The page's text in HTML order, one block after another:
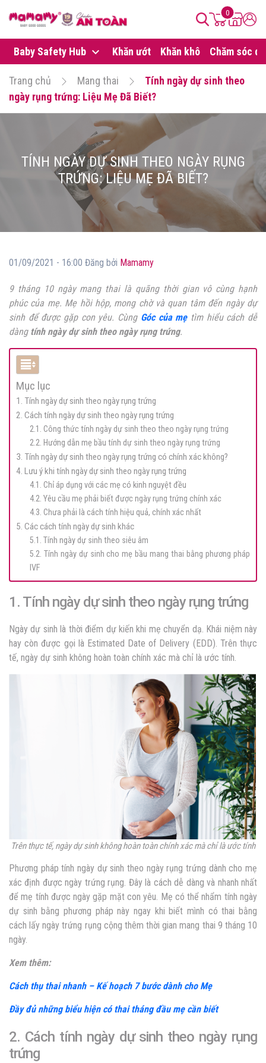
0
Baby Safety Hub Khăn ướt Khăn khô Chăm sóc da
Trang chủ Mang thai
Tính ngày dự sinh theo
ngày rụng trứng: Liệu Mẹ Đã Biết?
TÍNH NGÀY DỰ SINH THEO NGÀY RỤNG
TRỨNG: LIỆU MẸ ĐÃ BIẾT?
01/09/2021 - 16:00 Đăng bởi Mamamy
9 tháng 10 ngày mang thai là quãng thời gian vô cùng hạnh
phúc của mẹ. Mẹ hồi hộp, mong chờ và quan tâm đến ngày dự
sinh để được gặp con yêu. Cùng Góc của mẹtìm hiểu cách dễ
dàng tính ngày dự sinh theo ngày rụng trứng.
Mục lục
1. Tính ngày dự sinh theo ngày rụng trứng
2. Cách tính ngày dự sinh theo ngày rụng trứng
2.1. Công thức tính ngày dự sinh theo theo ngày rụng trứng
2.2. Hướng dẫn mẹ bầu tính dự sinh theo ngày rụng trứng
3. Tính ngày dự sinh theo ngày rụng trứng có chính xác không?
4. Lưu ý khi tính ngày dự sinh theo ngày rụng trứng
4.1. Chỉ áp dụng với các mẹ có kinh nguyệt đều
4.2. Yêu cầu mẹ phải biết được ngày rụng trứng chính xác
4.3. Chưa phải là cách tính hiệu quả, chính xác nhất
5. Các cách tính ngày dự sinh khác
5.1. Tính ngày dự sinh theo siêu âm
5.2. Tính ngày dự sinh cho mẹ bầu mang thai bằng phương pháp
IVF
1. Tính ngày dự sinh theo ngày rụng trứng
Ngày dự sinh là thời điểm dự kiến khi mẹ chuyển dạ. Khái niệm này
hay còn được gọi là Estimated Date of Delivery (EDD). Trên thực
tế, ngày dự sinh không hoàn toàn chính xác mà chỉ là ước tính.
Trên thực tế, ngày dự sinh không hoàn toàn chính xác mà chỉ là ước tính
Phương pháptính ngày dự sinh theo ngày rụng trứng dành cho mẹ
xác định được ngày trứng rụng. Đây là cách dễ dàng và nhanh nhất
để mẹ tính được ngày gặp mặt con yêu. Mẹ có thể nhẩm tính ngày
dự sinh bằng phương pháp này ngay khi biết mình có thai bằng
cách lấy ngày trứng rụng cộng thêm thời gian mang thai 9 tháng 10
ngày.
Xem thêm:
Cách thụ thai nhanh – Kế hoạch 7 bước dành cho Mẹ
Đầy đủ những biểu hiện có thai tháng đầu mẹ cần biết
2. Cách tính ngày dự sinh theo ngày rụng
trứng